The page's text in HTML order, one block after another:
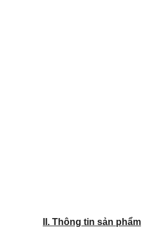
II. Thông tin sản phẩm